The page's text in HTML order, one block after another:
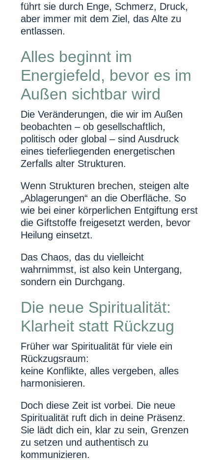
führt sie durch Enge, Schmerz, Druck,
aber immer mit dem Ziel, das Alte zu
entlassen.
Alles beginnt im
Energiefeld, bevor es im
Außen sichtbar wird
Die Veränderungen, die wir im Außen
beobachten – ob gesellschaftlich,
politisch oder global – sind Ausdruck
eines tieferliegenden energetischen
Zerfalls alter Strukturen.
Wenn Strukturen brechen, steigen alte
„Ablagerungen“ an die Oberfläche. So
wie bei einer körperlichen Entgiftung erst
die Giftstoffe freigesetzt werden, bevor
Heilung einsetzt.
Das Chaos, das du vielleicht
wahrnimmst, ist also kein Untergang,
sondern ein Durchgang.
Die neue Spiritualität:
Klarheit statt Rückzug
Früher war Spiritualität für viele ein
Rückzugsraum:
keine Konflikte, alles vergeben, alles
harmonisieren.
Doch diese Zeit ist vorbei. Die neue
Spiritualität ruft dich in deine Präsenz.
Sie lädt dich ein, klar zu sein, Grenzen
zu setzen und authentisch zu
kommunizieren.